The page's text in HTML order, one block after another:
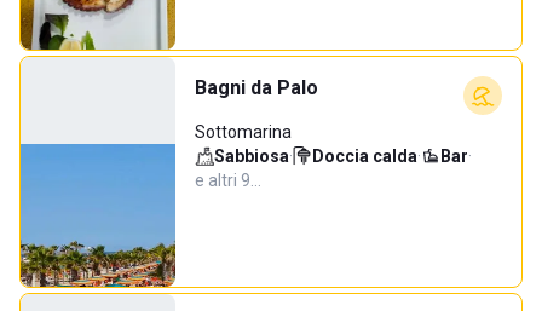
Bagni da Palo
Sottomarina
Sabbiosa· Doccia calda· Bar·
e altri 9…